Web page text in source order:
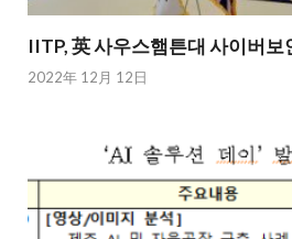
IITP, 英 사우스햄튼대 사이버보
2022年 12月 12日